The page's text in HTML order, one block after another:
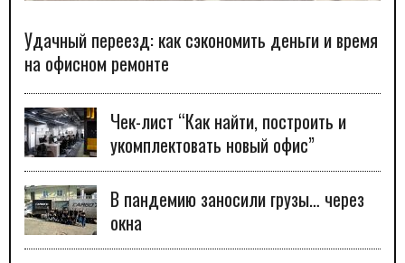
Удачный переезд: как сэкономить деньги и время
на офисном ремонте
Чек-лист “Как найти, построить и
укомплектовать новый офис”
В пандемию заносили грузы… через
окна